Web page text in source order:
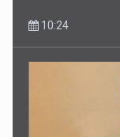
10:24